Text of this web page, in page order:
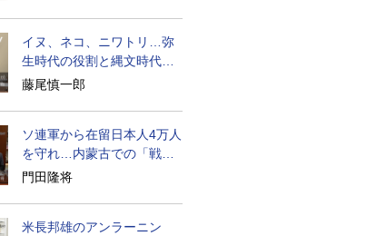
イヌ、ネコ、ニワトリ…弥
生時代の役割と縄文時代と
の違い
藤尾慎一郎
ソ連軍から在留日本人4万人
を守れ…内蒙古での「戦
後」の激闘
門田隆将
米長邦雄のアンラーニン